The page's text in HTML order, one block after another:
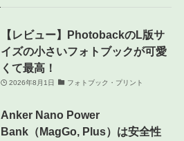
【レビュー】PhotobackのL版サ
イズの小さいフォトブックが可愛
くて最高！
2026年8月1日 フォトブック・プリント
Anker Nano Power
Bank（MagGo, Plus）は安全性